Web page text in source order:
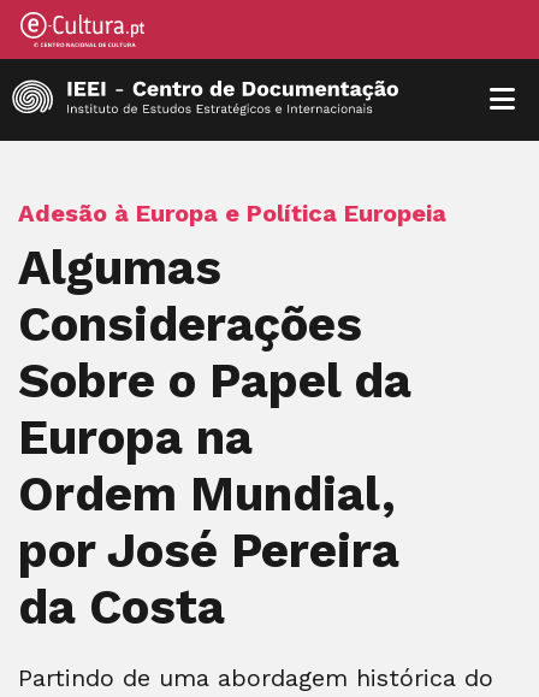
Adesão à Europa e Política Europeia
Algumas
Considerações
Sobre o Papel da
Europa na
Ordem Mundial,
por José Pereira
da Costa
Partindo de uma abordagem histórica do